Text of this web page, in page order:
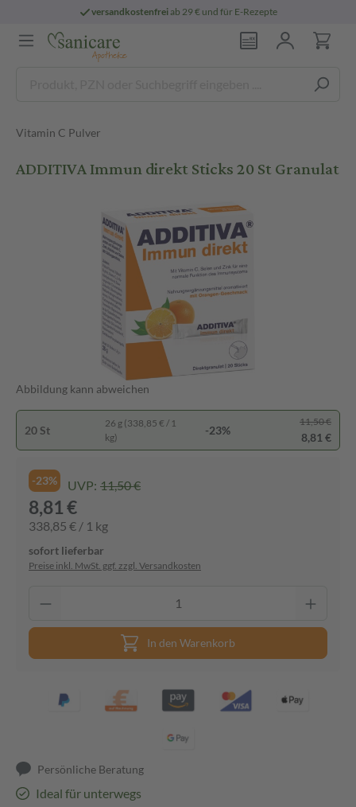
versandkostenfreiab 29 € und für E-Rezepte
Vitamin C Pulver
ADDITIVA Immun direkt Sticks 20 St Granulat
Abbildung kann abweichen
20 St
26 g (338,85 € / 1
kg)
-23%
11,50 €
8,81 €
-23% UVP: 11,50 €
8,81 €
338,85 € / 1 kg
sofort lieferbar
Preise inkl. MwSt. ggf. zzgl. Versandkosten
In den Warenkorb
Persönliche Beratung
Ideal für unterwegs